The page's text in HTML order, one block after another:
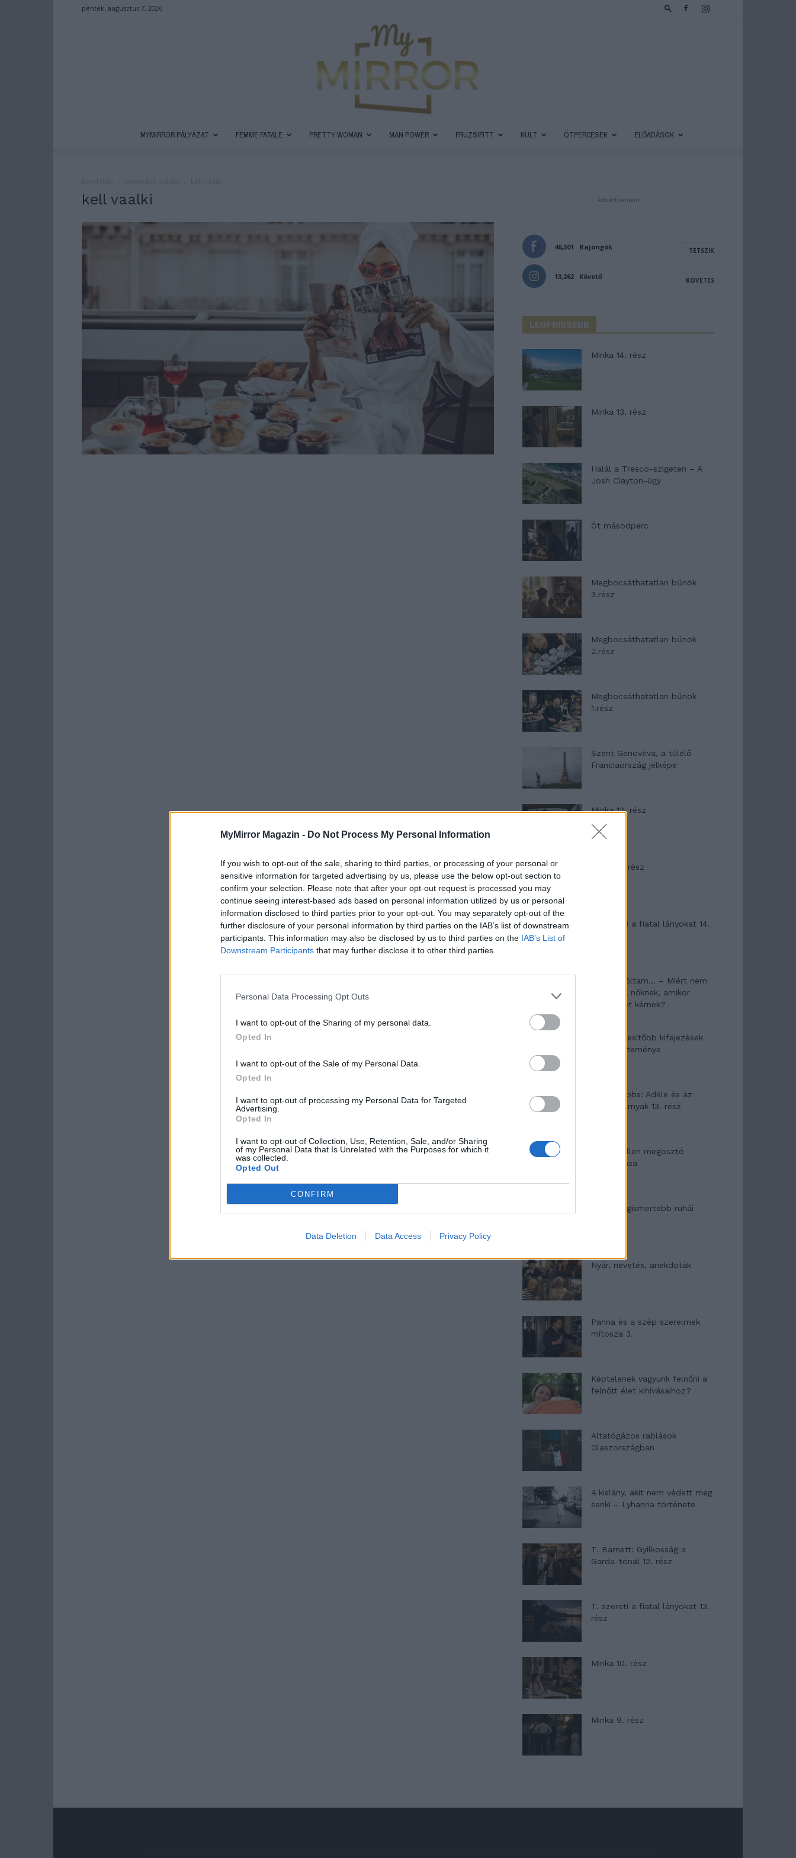
MyMirror Magazin - Do Not Process My Personal Information
If you wish to opt-out of the sale, sharing to third parties, or processing of your personal or
sensitive information for targeted advertising by us, please use the below opt-out section to
confirm your selection. Please note that after your opt-out request is processed you may
continue seeing interest-based ads based on personal information utilized by us or personal
information disclosed to third parties prior to your opt-out. You may separately opt-out of the
further disclosure of your personal information by third parties on the IAB’s list of downstream
participants. This information may also be disclosed by us to third parties on the IAB’s List of
Downstream Participants that may further disclose it to other third parties.
Personal Data Processing Opt Outs
I want to opt-out of the Sharing of my personal data.
Opted In
I want to opt-out of the Sale of my Personal Data.
Opted In
I want to opt-out of processing my Personal Data for Targeted
Advertising.
Opted In
I want to opt-out of Collection, Use, Retention, Sale, and/or Sharing
of my Personal Data that Is Unrelated with the Purposes for which it
was collected.
Opted Out
CONFIRM
Data Deletion Data Access Privacy Policy
péntek, augusztus 7, 2026
Magazin
MYMIRROR PÁLYÁZAT FEMME FATALE PRETTY WOMAN MAN POWER FRUZSIFITT KULT ÖTPERCESEK ELŐADÁSOK
kell vaalki - Advertisement -
46,301 Rajongók TETSZIK
13,262 Követő KÖVETÉS
LEGFRISSEBB
Minka 14. rész
Minka 13. rész
Halál a Tresco-szigeten – A
Josh Clayton-ügy
Öt másodperc
Megbocsáthatatlan bűnök
3.rész
Megbocsáthatatlan bűnök
2.rész
Megbocsáthatatlan bűnök
1.rész
Szent Genovéva, a túlélő
Franciaország jelképe
Minka 12. rész
Minka 11. rész
T. szereti a fiatal lányokat 14.
Pedig szóltam… – Miért nem
hiszünk a nőknek, amikor
segítséget kérnek?
A legidegesítőbb kifejezések
laza gyűjteménye
Elyna Robbs: Adéle és az
örökölt árnyak 13. rész
Woody Allen megosztó
zsenialitása
A világ legismertebb ruhái
Nyár, nevetés, anekdoták
Panna és a szép szerelmek
mítosza 3.
Képtelenek vagyunk felnőni a
felnőtt élet kihívásaihoz?
Altatógázos rablások
Olaszországban
A kislány, akit nem védett meg
senki – Lyhanna története
T. Barnett: Gyilkosság a
Garda-tónál 12. rész
T. szereti a fiatal lányokat 13.
rész
Minka 10. rész
Minka 9. rész